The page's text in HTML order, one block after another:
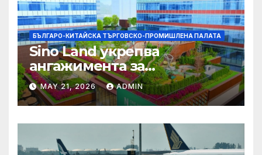
БЪЛГАРО-КИТАЙСКА ТЪРГОВСКО-ПРОМИШЛЕНА ПАЛАТА
Sino Land укрепва
ангажимента за
устойчивост с глобално
признание
MAY 21, 2026 ADMIN